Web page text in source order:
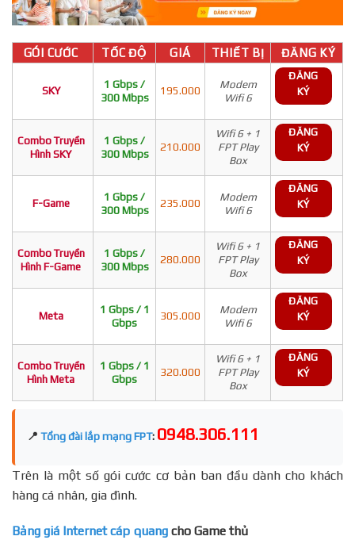
GÓI CƯỚC TỐC ĐỘ GIÁ THIẾT BỊ ĐĂNG KÝ
SKY
1 Gbps /
300 Mbps
195.000
Modem
Wifi 6
ĐĂNG
KÝ
Combo Truyền
Hình SKY
1 Gbps /
300 Mbps
210.000
Wifi 6 + 1
FPT Play
Box
ĐĂNG
KÝ
F-Game
1 Gbps /
300 Mbps
235.000
Modem
Wifi 6
ĐĂNG
KÝ
Combo Truyền
Hình F-Game
1 Gbps /
300 Mbps
280.000
Wifi 6 + 1
FPT Play
Box
ĐĂNG
KÝ
Meta
1 Gbps / 1
Gbps
305.000
Modem
Wifi 6
ĐĂNG
KÝ
Combo Truyền
Hình Meta
1 Gbps / 1
Gbps
320.000
Wifi 6 + 1
FPT Play
Box
ĐĂNG
KÝ
📍 Tổng đài lắp mạng FPT: 0948.306.111
Trên là một số gói cước cơ bản ban đầu dành cho khách
hàng cá nhân, gia đình.
Bảng giá Internet cáp quang cho Game thủ